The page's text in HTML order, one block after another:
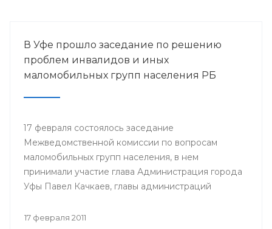
В Уфе прошло заседание по решению
проблем инвалидов и иных
маломобильных групп населения РБ
17 февраля состоялось заседание
Межведомственной комиссии по вопросам
маломобильных групп населения, в нем
принимали участие глава Администрация города
Уфы Павел Качкаев, главы администраций
организаций инвалидов.
17 февраля 2011